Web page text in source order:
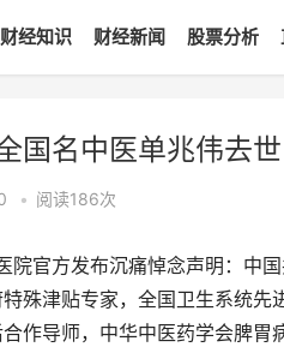
财经知识 财经新闻 股票分析
国名中医单兆伟去世
• 阅读186次
官方发布沉痛悼念声明：中
殊津贴专家，全国卫生系统
作导师，中华中医药学会脾胃